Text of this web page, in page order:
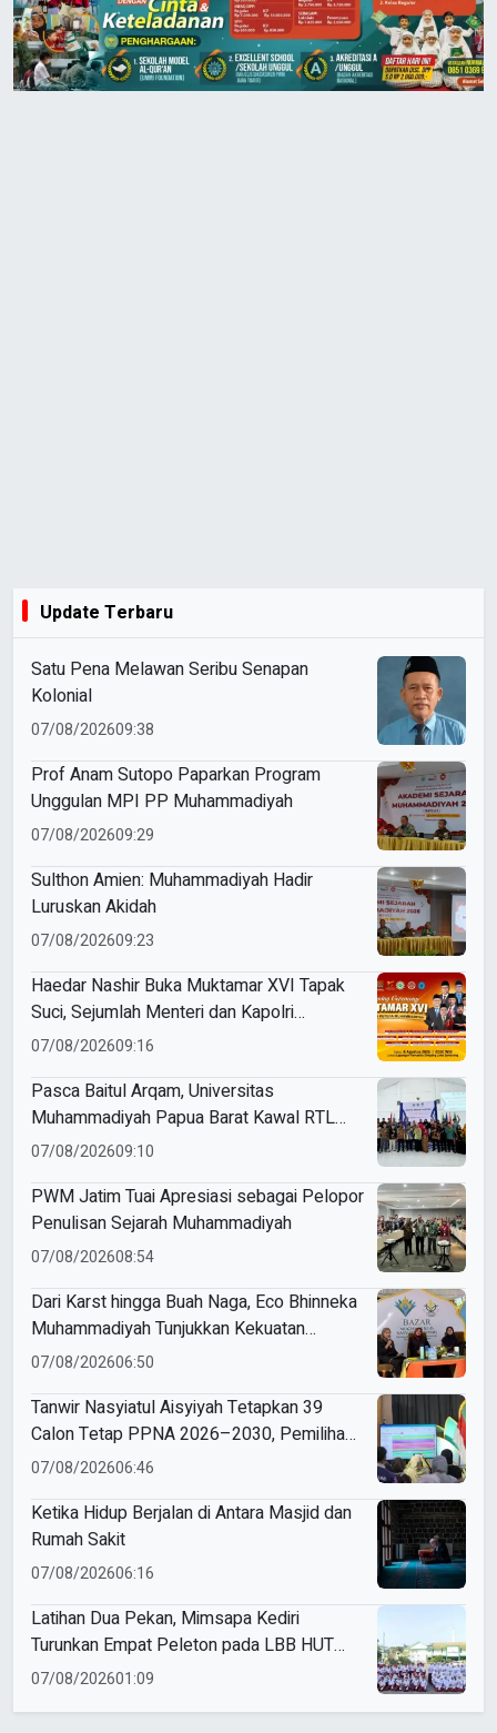
Update Terbaru
Satu Pena Melawan Seribu Senapan
Kolonial
07/08/202609:38
Prof Anam Sutopo Paparkan Program
Unggulan MPI PP Muhammadiyah
07/08/202609:29
Sulthon Amien: Muhammadiyah Hadir
Luruskan Akidah
07/08/202609:23
Haedar Nashir Buka Muktamar XVI Tapak
Suci, Sejumlah Menteri dan Kapolri
Dijadwalkan Hadir
07/08/202609:16
Pasca Baitul Arqam, Universitas
Muhammadiyah Papua Barat Kawal RTL
Peserta Selama Enam Bulan
07/08/202609:10
PWM Jatim Tuai Apresiasi sebagai Pelopor
Penulisan Sejarah Muhammadiyah
07/08/202608:54
Dari Karst hingga Buah Naga, Eco Bhinneka
Muhammadiyah Tunjukkan Kekuatan
Potensi Lokal di Muktamar Nasyiatul
07/08/202606:50
Tanwir Nasyiatul Aisyiyah Tetapkan 39
Calon Tetap PPNA 2026–2030, Pemilihan
Gunakan Sistem E-Voting
07/08/202606:46
Ketika Hidup Berjalan di Antara Masjid dan
Rumah Sakit
07/08/202606:16
Latihan Dua Pekan, Mimsapa Kediri
Turunkan Empat Peleton pada LBB HUT
Ke-81 RI Kecamatan Pare
07/08/202601:09